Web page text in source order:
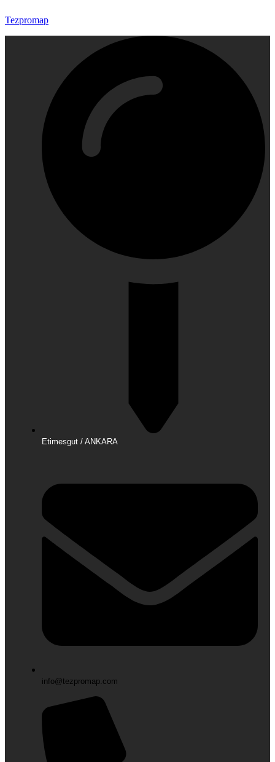
Tezpromap
Etimesgut / ANKARA
info@tezpromap.com